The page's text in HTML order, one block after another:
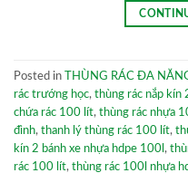
Posted in THÙNG RÁC ĐA
rác trướng học, thùng rác nắp kín
chứa rác 100 lít, thùng rác nhựa
đình, thanh lý thùng rác 100 lít,
kín 2 bánh xe nhựa hdpe 100l ,
rác 100 lít, thùng rác 100l nhựa